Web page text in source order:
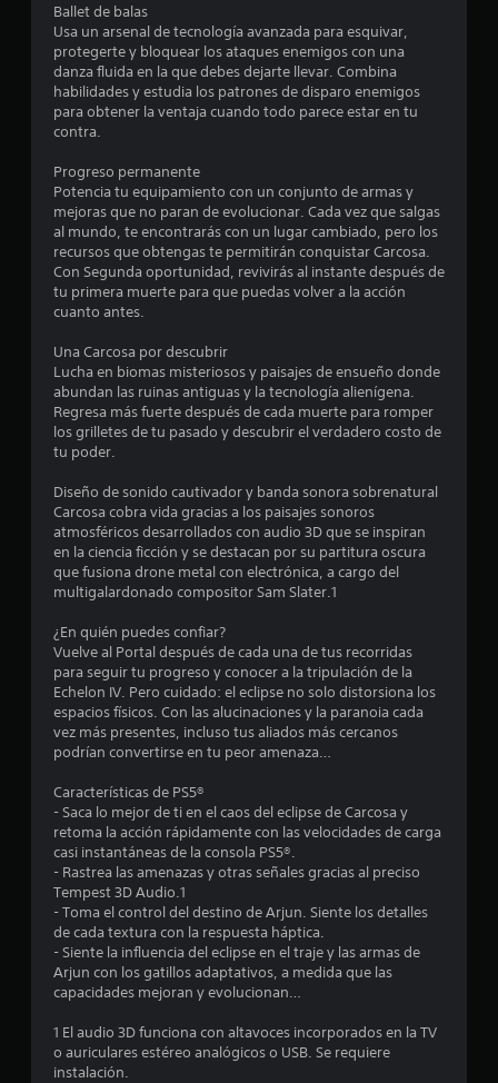
e
s
t
e
l
l
s
d
c
i
o
e
r
e
l
l
s
Ballet de balas
Usa un arsenal de tecnología avanzada para esquivar,
protegerte y bloquear los ataques enemigos con una
danza fluida en la que debes dejarte llevar. Combina
habilidades y estudia los patrones de disparo enemigos
para obtener la ventaja cuando todo parece estar en tu
contra.
Progreso permanente
Potencia tu equipamiento con un conjunto de armas y
mejoras que no paran de evolucionar. Cada vez que salgas
al mundo, te encontrarás con un lugar cambiado, pero los
recursos que obtengas te permitirán conquistar Carcosa.
Con Segunda oportunidad, revivirás al instante después de
tu primera muerte para que puedas volver a la acción
cuanto antes.
Una Carcosa por descubrir
Lucha en biomas misteriosos y paisajes de ensueño donde
abundan las ruinas antiguas y la tecnología alienígena.
Regresa más fuerte después de cada muerte para romper
los grilletes de tu pasado y descubrir el verdadero costo de
tu poder.
Diseño de sonido cautivador y banda sonora sobrenatural
Carcosa cobra vida gracias a los paisajes sonoros
atmosféricos desarrollados con audio 3D que se inspiran
en la ciencia ficción y se destacan por su partitura oscura
que fusiona drone metal con electrónica, a cargo del
multigalardonado compositor Sam Slater.1
¿En quién puedes confiar?
Vuelve al Portal después de cada una de tus recorridas
para seguir tu progreso y conocer a la tripulación de la
Echelon IV. Pero cuidado: el eclipse no solo distorsiona los
espacios físicos. Con las alucinaciones y la paranoia cada
vez más presentes, incluso tus aliados más cercanos
podrían convertirse en tu peor amenaza…
Características de PS5®
- Saca lo mejor de ti en el caos del eclipse de Carcosa y
retoma la acción rápidamente con las velocidades de carga
casi instantáneas de la consola PS5®.
- Rastrea las amenazas y otras señales gracias al preciso
Tempest 3D Audio.1
- Toma el control del destino de Arjun. Siente los detalles
de cada textura con la respuesta háptica.
- Siente la influencia del eclipse en el traje y las armas de
Arjun con los gatillos adaptativos, a medida que las
capacidades mejoran y evolucionan…
1 El audio 3D funciona con altavoces incorporados en la TV
o auriculares estéreo analógicos o USB. Se requiere
instalación.